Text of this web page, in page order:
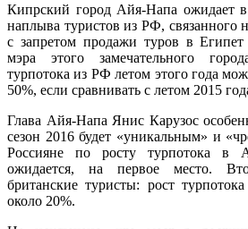
Кипрский город Айя-Напа ожидает
наплыва туристов из РФ, связанного
с запретом продажи туров в
мэра этого замечательного
турпотока из РФ летом этого года
50%, если сравнивать с летом 2015
Глава Айя-Напа Янис Карузос
сезон 2016 будет «уникальным» и
Россияне по росту турпотока в
ожидается, на первое место.
британские туристы: рост
около 20%.